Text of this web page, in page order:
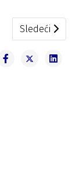
Sledeći
Sledeći